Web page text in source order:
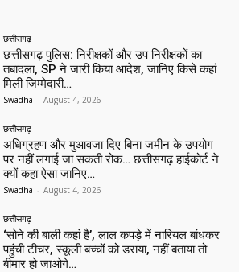
छत्तीसगढ़
छत्तीसगढ़ पुलिस: निरीक्षकों और उप निरीक्षकों का
तबादला, SP ने जारी किया आदेश, जानिए किसे कहां
मिली जिम्मेदारी…
Swadha - August 4, 2026
छत्तीसगढ़
अधिग्रहण और मुआवजा दिए बिना जमीन के उपयोग
पर नहीं लगाई जा सकती रोक… छत्तीसगढ़ हाईकोर्ट ने
क्यों कहा ऐसा जानिए…
Swadha - August 4, 2026
छत्तीसगढ़
‘सोने की बाली कहां है’, लाल कपड़े में नारियल बांधकर
पहुंची टीचर, स्कूली बच्चों को डराया, नहीं बताया तो
बीमार हो जाओगे…